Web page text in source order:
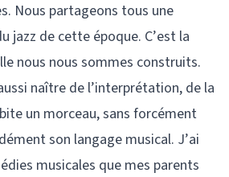
Nous partageons tous une
jazz de cette époque. C’est la
nous nous sommes construits.
naître de l’interprétation, de la
un morceau, sans forcément
son langage musical. J’ai
musicales que mes parents